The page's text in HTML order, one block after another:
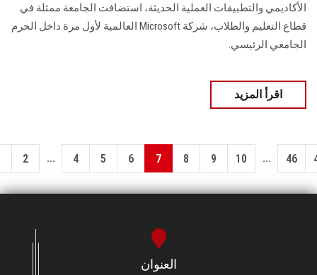
الأكاديمي والتطبيقات العملية الحديثة، استضافت الجامعة ممثلة في
قطاع التعليم والطلاب، شركة Microsoft العالمية لأول مرة داخل الحرم
الجامعي الرئيسي.
اقرأ المزيد
2 ... 4 5 6 7 8 9 10 ... 46
العنوان